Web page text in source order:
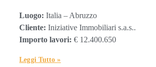
Luogo:Italia – Abruzzo
Cliente:Iniziative Immobiliari s.a.s..
Importo lavori:€ 12.400.650
Leggi Tutto »